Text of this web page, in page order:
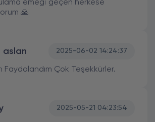
emegi geçen herkese
🙏
aslan 2025-06-02 14:24:37
Faydalandım Çok Teşekkürler.
2025-05-21 04:23:54